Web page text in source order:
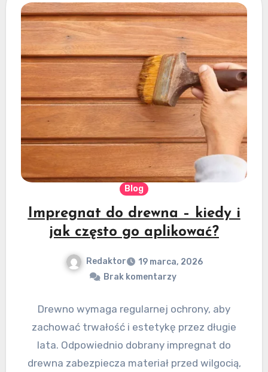
Blog
Impregnat do drewna – kiedy i
jak często go aplikować?
Redaktor
19 marca, 2026
Brak komentarzy
Drewno wymaga regularnej ochrony, aby
zachować trwałość i estetykę przez długie
lata. Odpowiednio dobrany impregnat do
drewna zabezpiecza materiał przed wilgocią,